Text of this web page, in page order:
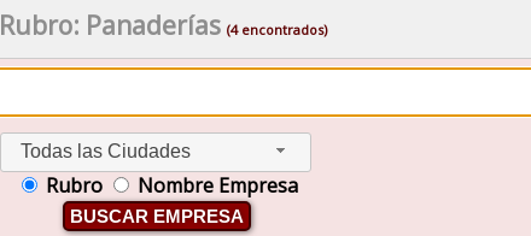
Rubro: Panaderías(4 encontrados)
Todas las Ciudades
Rubro Nombre Empresa
BUSCAR EMPRESA